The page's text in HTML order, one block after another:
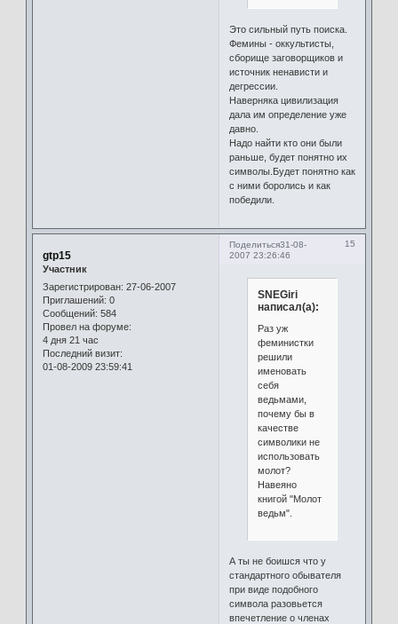
Это сильный путь поиска.
Фемины - оккультисты,
сборище заговорщиков и
источник ненависти и
дегрессии.
Наверняка цивилизация
дала им определение уже
давно.
Надо найти кто они были
раньше, будет понятно их
символы.Будет понятно как
с ними боролись и как
победили.
Поделиться 15
31-08-
2007 23:26:46
gtp15
Участник
Зарегистрирован: 27-06-2007
Приглашений: 0
Сообщений: 584
Провел на форуме:
4 дня 21 час
Последний визит:
01-08-2009 23:59:41
SNEGiri
написал(а):
Раз уж
феминистки
решили
именовать
себя
ведьмами,
почему бы в
качестве
символики не
использовать
молот?
Навеяно
книгой "Молот
ведьм".
А ты не боишся что у
стандартного обывателя
при виде подобного
символа разовьется
впечетление о членах